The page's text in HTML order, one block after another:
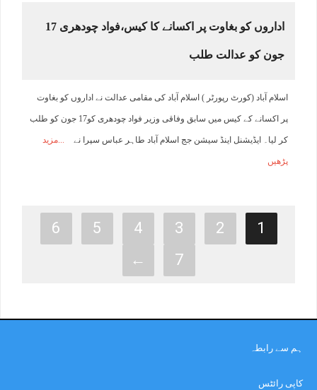
اداروں کو بغاوت پر اکسانے کا کیس،فواد چودھری 17
جون کو عدالت طلب
اسلام آباد (کورٹ رپورٹر ) اسلام آباد کی مقامی عدالت نے اداروں کو بغاوت
پر اکسانے کے کیس میں سابق وفاقی وزیر فواد چودھری کو17 جون کو طلب
کر لیا۔ ایڈیشنل اینڈ سیشن جج اسلام آباد طاہر عباس سپرا نے مزید
پڑھیں
1
2
3
4
5
6
7
←
ہم سے رابطہ
کاپی رائٹس